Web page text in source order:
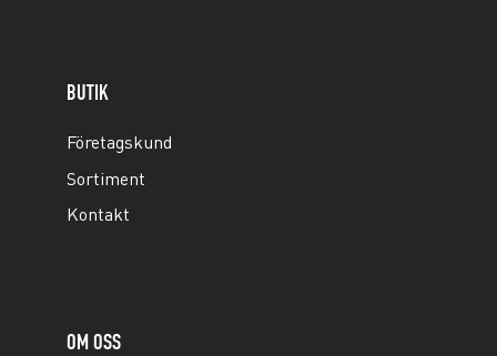
BUTIK
Företagskund
Sortiment
Kontakt
OM OSS